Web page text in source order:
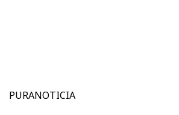
PURANOTICIA